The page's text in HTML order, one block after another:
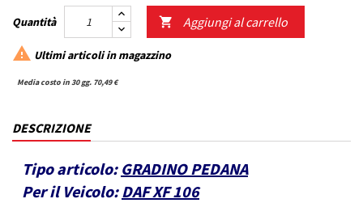
Quantità  Aggiungi al carrello
 Ultimi articoli in magazzino
Media costo in 30 gg. 70,49 €
DESCRIZIONE
Tipo articolo: GRADINO PEDANA
Per il Veicolo: DAF XF 106